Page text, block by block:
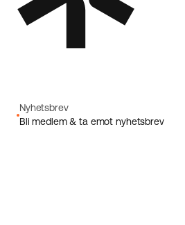
Nyhetsbrev
Bli medlem & ta emot nyhetsbrev